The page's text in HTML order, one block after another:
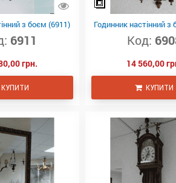
з боєм (6911)
6911
грн.
Годинник настінний з
Код:
14 560,00
КУПИТИ